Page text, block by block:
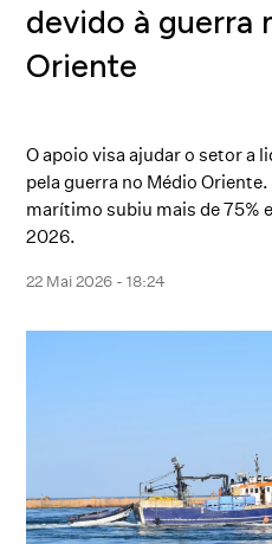
devido à guerra
Oriente
O apoio visa ajudar o setor a
pela guerra no Médio
marítimo subiu mais de 75%
2026.
22 Mai 2026 - 18:24